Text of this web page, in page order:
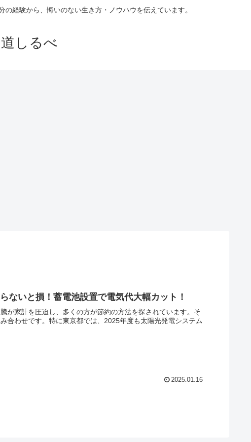
経験から、悔いのない生き方・ノウハウを伝えています。
しるべ
ないと損！蓄電池設置で電気代大幅カット！
が家計を圧迫し、多くの方が節約の方法を探されています。そ
合わせです。特に東京都では、2025年度も太陽光発電システム
2025.01.16